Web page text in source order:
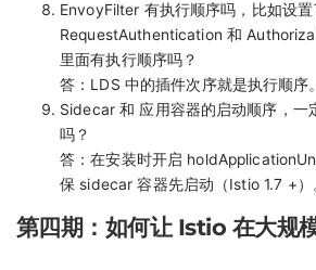
EnvoyFilter 有执行顺序吗，比如设置
RequestAuthentication 和
里面有执行顺序吗？
答：LDS 中的插件次序就是执行顺序。
Sidecar 和 应用容器的启动顺序，一
吗？
答：在安装时开启
保 sidecar 容器先启动（Istio 1.7 +）
第四期：如何让 Istio 在大规